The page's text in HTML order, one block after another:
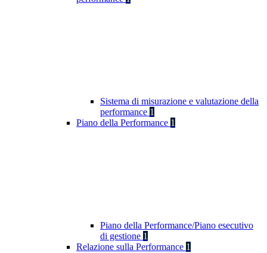
Sistema di misurazione e valutazione della
performance 1
Piano della Performance 1
Piano della Performance/Piano esecutivo
di gestione 1
Relazione sulla Performance 1